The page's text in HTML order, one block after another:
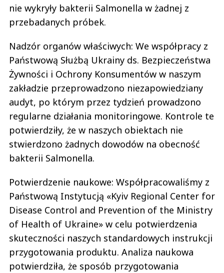
nie wykryły bakterii Salmonella w żadnej z
przebadanych próbek.
Nadzór organów właściwych: We współpracy z
Państwową Służbą Ukrainy ds. Bezpieczeństwa
Żywności i Ochrony Konsumentów w naszym
zakładzie przeprowadzono niezapowiedziany
audyt, po którym przez tydzień prowadzono
regularne działania monitoringowe. Kontrole te
potwierdziły, że w naszych obiektach nie
stwierdzono żadnych dowodów na obecność
bakterii Salmonella.
Potwierdzenie naukowe: Współpracowaliśmy z
Państwową Instytucją «Kyiv Regional Center for
Disease Control and Prevention of the Ministry
of Health of Ukraine» w celu potwierdzenia
skuteczności naszych standardowych instrukcji
przygotowania produktu. Analiza naukowa
potwierdziła, że sposób przygotowania